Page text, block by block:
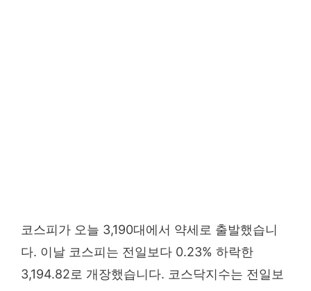
코스피가 오늘 3,190대에서 약세로 출발했습니
다. 이날 코스피는 전일보다 0.23% 하락한
3,194.82로 개장했습니다. 코스닥지수는 전일보